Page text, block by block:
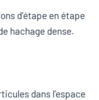
d’étape en étape
hachage dense.
dans l’espace